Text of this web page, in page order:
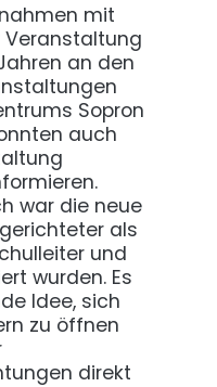
mit
Veranstaltung
an den
Sopron
auch
war die neue
als
und
wurden. Es
Idee, sich
zu öffnen
direkt